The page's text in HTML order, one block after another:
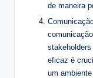
de maneira
eficaz é
um ambiente